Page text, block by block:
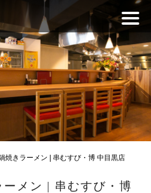
焼きラーメン | 串むすび・博 中目黒店
メン | 串むすび・博